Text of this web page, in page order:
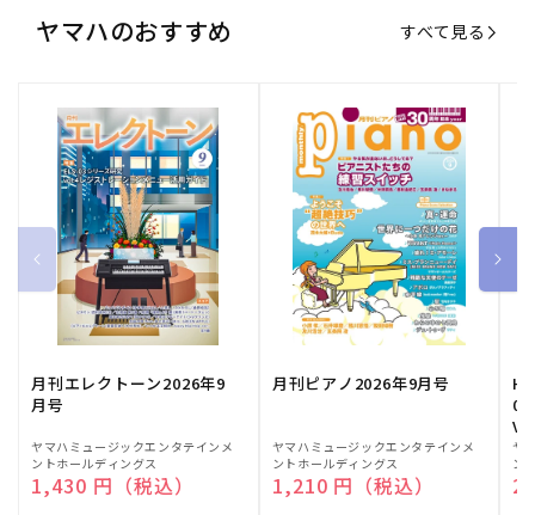
ヤマハのおすすめ すべて見る
月刊エレクトーン2026年9
月号
販
売
元:
ヤマハミュージックエンタテインメ
ントホールディングス
通常価格
1,430 円（税込）
月刊ピアノ2026年9月号
販
売
元:
ヤマハミュージックエンタテインメ
ントホールディングス
通常価格
1,210 円（税込）
販
売
元:
ヤ
ン